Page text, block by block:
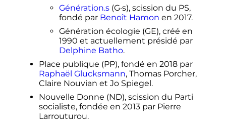
Génération.s(G·s), scission du PS,
fondé par Benoît Hamon en 2017.
Génération écologie (GE), créé en
1990 et actuellement présidé par
Delphine Batho.
Place publique (PP), fondé en 2018 par
Raphaël Glucksmann, Thomas Porcher,
Claire Nouvian et Jo Spiegel.
Nouvelle Donne (ND), scission du Parti
socialiste, fondée en 2013 par Pierre
Larrouturou.